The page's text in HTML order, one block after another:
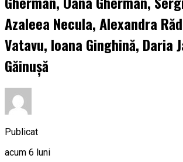
Azaleea Necula, Alexandra
Vatavu, Ioana Ginghină, Daria
Găinușă
Publicat
acum 6 luni